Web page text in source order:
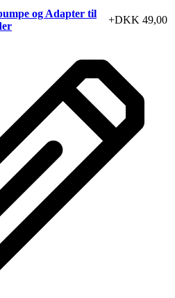
og Adapter til
+DKK 49,00